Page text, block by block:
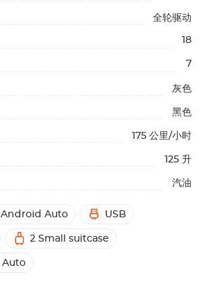
全轮驱动
18
7
灰色
黑色
175 公里/小时
125 升
汽油
Android Auto USB
2 Small suitcase
Auto